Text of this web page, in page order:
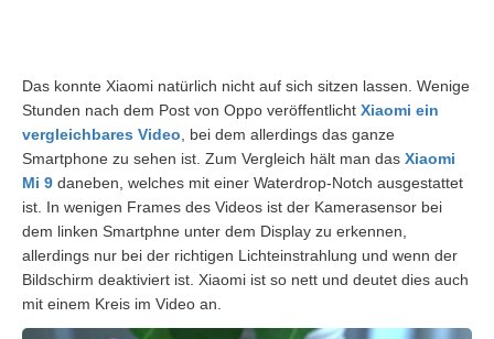
Das konnte Xiaomi natürlich nicht auf sich sitzen lassen. Wenige
Stunden nach dem Post von Oppo veröffentlicht Xiaomi ein
vergleichbares Video , bei dem allerdings das ganze
Smartphone zu sehen ist. Zum Vergleich hält man das Xiaomi
Mi 9 daneben, welches mit einer Waterdrop-Notch ausgestattet
ist. In wenigen Frames des Videos ist der Kamerasensor bei
dem linken Smartphne unter dem Display zu erkennen,
allerdings nur bei der richtigen Lichteinstrahlung und wenn der
Bildschirm deaktiviert ist. Xiaomi ist so nett und deutet dies auch
mit einem Kreis im Video an.